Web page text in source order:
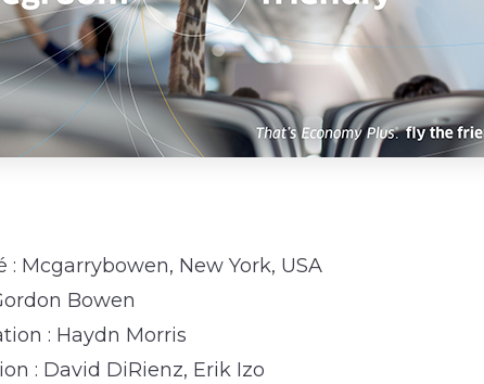
Mcgarrybowen, New York, USA
Bowen
: Haydn Morris
: David DiRienz, Erik Izo